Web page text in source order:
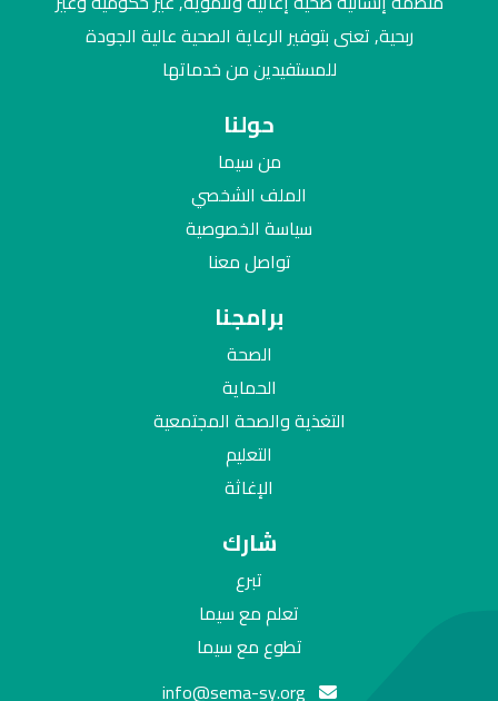
ربحية, تعنى بتوفير الرعاية الصحية عالية الجودة
للمستفيدين من خدماتها
info@sema-sy.org
حولنا
من سيما
الملف الشخصي
سياسة الخصوصية
تواصل معنا
برامجنا
الصحة
الحماية
التغذية والصحة المجتمعية
التعليم
الإغاثة
شارك
تبرع
تعلم مع سيما
تطوع مع سيما